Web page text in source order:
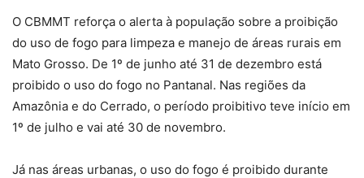
O CBMMT reforça o alerta à população sobre a proibição
do uso de fogo para limpeza e manejo de áreas rurais em
Mato Grosso. De 1º de junho até 31 de dezembro está
proibido o uso do fogo no Pantanal. Nas regiões da
Amazônia e do Cerrado, o período proibitivo teve início em
1º de julho e vai até 30 de novembro.
Já nas áreas urbanas, o uso do fogo é proibido durante